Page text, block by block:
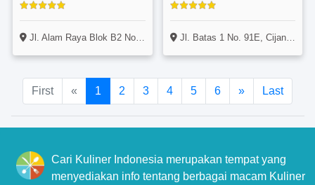
Jl. Alam Raya Blok B2 No. 17C, Bojongsoang, Bandung Jl. Batas 1 No. 91E, Cijantung, Jakarta
First « 1 2 3 4 5 6 » Last
Cari Kuliner Indonesia merupakan tempat yang
menyediakan info tentang berbagai macam Kuliner